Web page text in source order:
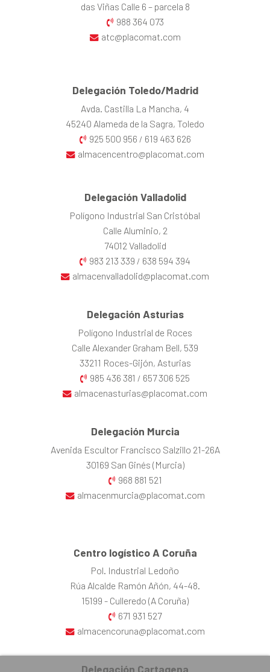
das Viñas Calle 6 – parcela 8
988 364 073
atc@placomat.com
Delegación Toledo/Madrid
Avda. Castilla La Mancha, 4
45240 Alameda de la Sagra, Toledo
925 500 956 / 619 463 626
almacencentro@placomat.com
Delegación Valladolid
Polígono Industrial San Cristóbal
Calle Aluminio, 2
74012 Valladolid
983 213 339 / 638 594 394
almacenvalladolid@placomat.com
Delegación Asturias
Polígono Industrial de Roces
Calle Alexander Graham Bell, 539
33211 Roces-Gijón, Asturias
985 436 381 / 657 306 525
almacenasturias@placomat.com
Delegación Murcia
Avenida Escultor Francisco Salzillo 21-26A
30169 San Ginés (Murcia)
968 881 521
almacenmurcia@placomat.com
Centro logístico A Coruña
Pol. Industrial Ledoño
Rúa Alcalde Ramón Añón, 44-48.
15199 - Culleredo (A Coruña)
671 931 527
almacencoruna@placomat.com
Delegación Cartagena